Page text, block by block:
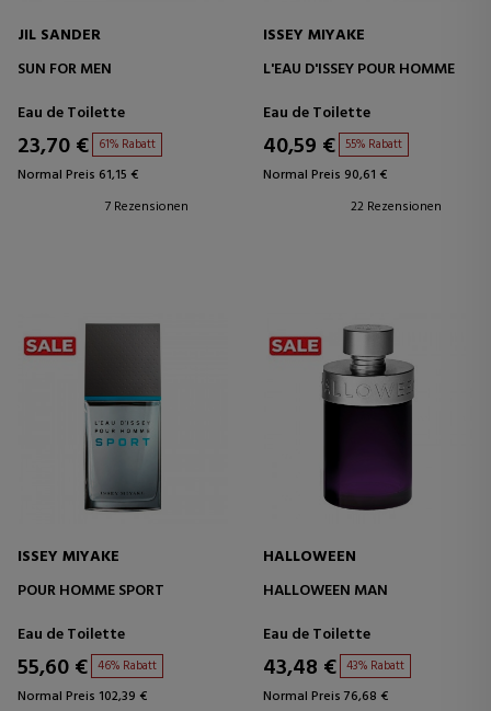
JIL SANDER
SUN FOR MEN
Eau de Toilette
23,70 € 61% Rabatt
Normal Preis 61,15 €
7 Rezensionen
ISSEY MIYAKE
L'EAU D'ISSEY POUR HOMME
Eau de Toilette
40,59 € 55% Rabatt
Normal Preis 90,61 €
22 Rezensionen
ISSEY MIYAKE
POUR HOMME SPORT
Eau de Toilette
55,60 € 46% Rabatt
Normal Preis 102,39 €
HALLOWEEN
HALLOWEEN MAN
Eau de Toilette
43,48 € 43% Rabatt
Normal Preis 76,68 €